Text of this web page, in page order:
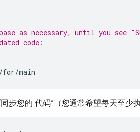
as necessary, until you see
code:
步您的 代码”（您通常希望每天至少